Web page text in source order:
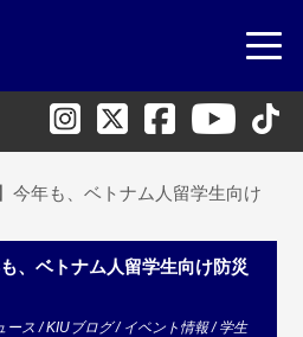
今年も、ベトナム人留学生向け
、ベトナム人留学生向け防災
ース/KIUブログ/ イベント情報/学生